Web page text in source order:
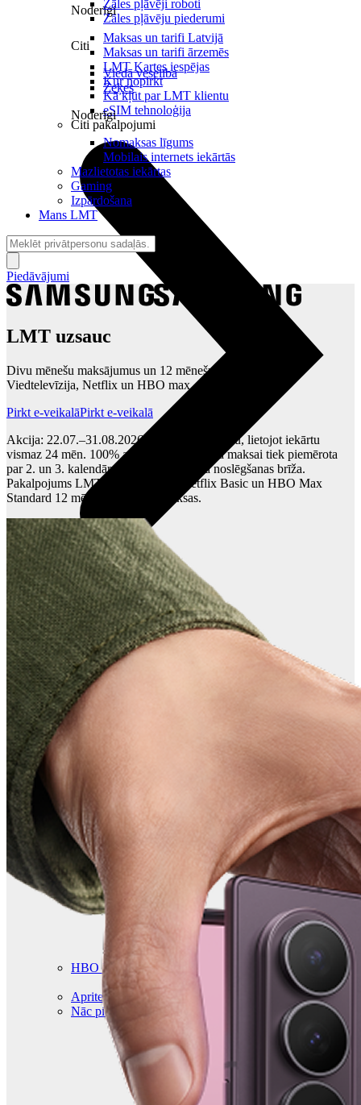
Noderīgi
Maksas un tarifi Latvijā
Maksas un tarifi ārzemēs
LMT Kartes iespējas
Kur nopirkt
Kā kļūt par LMT klientu
eSIM tehnoloģija
Citi pakalpojumi
Citi pakalpojumi
Sensors Elpo
Interneta sargs
VoWi-Fi
Viedtelevīzija
HBO Max | Netflix
Aprite
Nāc pie LMT
Zāles pļāvēji roboti
Zāles pļāvēju piederumi
Citi
Viedā veselība
Zeķes
Noderīgi
Nomaksas līgums
Mobilais internets iekārtās
Mazlietotas iekārtas
Gaming
Izpārdošana
Mans LMT
Piedāvājumi
LMT uzsauc
Divu mēnešu maksājumus un 12 mēnešus izklaides - LMT
Viedtelevīzija, Netflix un HBO max
Pirkt e-veikalāPirkt e-veikalā
Akcija: 22.07.–31.08.2026. Ar Iespēju līgumu, lietojot iekārtu
vismaz 24 mēn. 100% atlaide pakalpojuma maksai tiek piemērota
par 2. un 3. kalendāro mēnesi no līguma noslēgšanas brīža.
Pakalpojums LMT Viedtelevīzijā, Netflix Basic un HBO Max
Standard 12 mēn. bez papildu maksas.